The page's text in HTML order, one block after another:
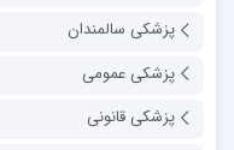
پزشکی سالمندان
پزشکی عمومی
پزشکی قانونی